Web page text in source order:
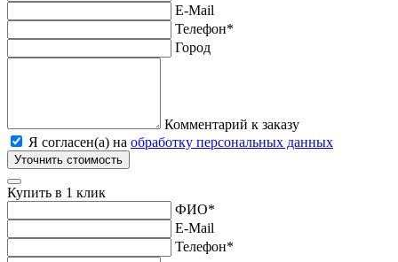
E-Mail
Телефон*
Город
Комментарий к заказу
Я согласен(а) на обработку персональных данных
Уточнить стоимость
Купить в 1 клик
ФИО*
E-Mail
Телефон*